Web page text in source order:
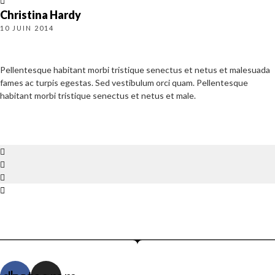
Christina Hardy
10 JUIN 2014
Pellentesque habitant morbi tristique senectus et netus et malesuada
fames ac turpis egestas. Sed vestibulum orci quam. Pellentesque
habitant morbi tristique senectus et netus et male.